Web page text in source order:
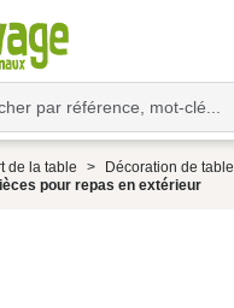
de la table
Décoration de table
pour repas en extérieur